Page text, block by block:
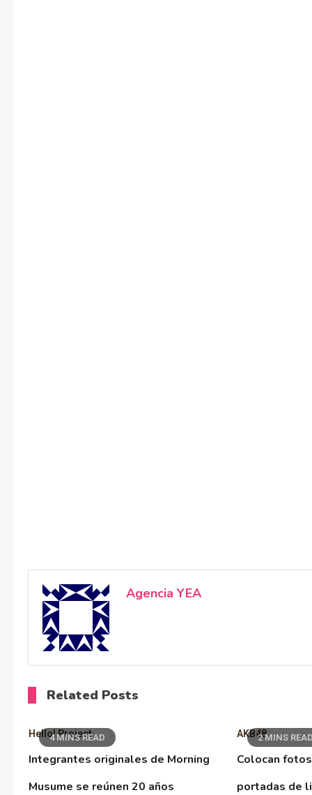
Agencia YEA
Related Posts
4 MINS READ
Hello! Project
Integrantes originales de Morning
Musume se reúnen 20 años
2 MINS READ
AKB48
Colocan
portadas de